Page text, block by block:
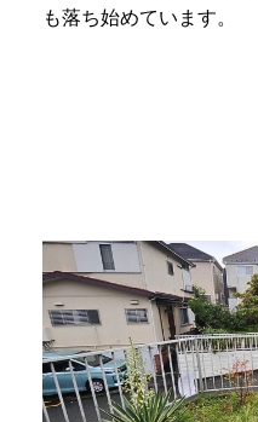
も落ち始めています。